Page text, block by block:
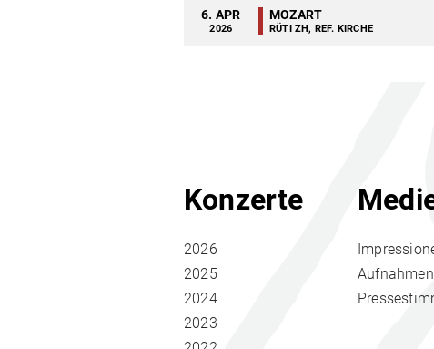
6. APR
2026
MOZART
RÜTI ZH, REF. KIRCHE
Konzerte
2026
2025
2024
2023
Aufnahmen